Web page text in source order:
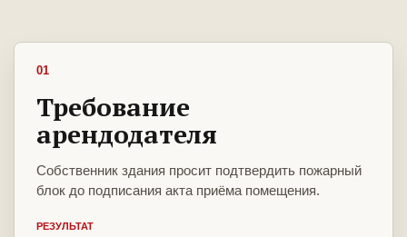
01
Требование
арендодателя
Собственник здания просит подтвердить пожарный
блок до подписания акта приёма помещения.
РЕЗУЛЬТАТ